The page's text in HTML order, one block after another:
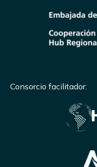
Consorcio facilitador: